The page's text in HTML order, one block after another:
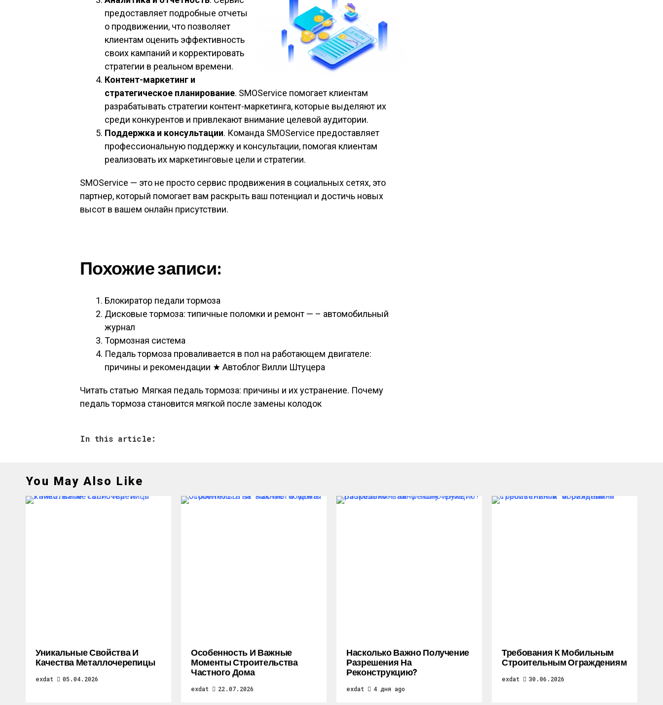
предоставляет подробные отчеты
о продвижении, что позволяет
клиентам оценить эффективность
своих кампаний и корректировать
стратегии в реальном времени.
Контент-маркетинг и
стратегическое планирование. SMOService помогает клиентам
разрабатывать стратегии контент-маркетинга, которые выделяют их
среди конкурентов и привлекают внимание целевой аудитории.
Поддержка и консультации. Команда SMOService предоставляет
профессиональную поддержку и консультации, помогая клиентам
реализовать их маркетинговые цели и стратегии.
SMOService — это не просто сервис продвижения в социальных сетях, это
партнер, который помогает вам раскрыть ваш потенциал и достичь новых
высот в вашем онлайн присутствии.
Похожие записи:
Блокиратор педали тормоза
Дисковые тормоза: типичные поломки и ремонт — – автомобильный
журнал
Тормозная система
Педаль тормоза проваливается в пол на работающем двигателе:
причины и рекомендации ★ Автоблог Вилли Штуцера
Читать статью Мягкая педаль тормоза: причины и их устранение. Почему
педаль тормоза становится мягкой после замены колодок
In this article:
You May Also Like
Уникальные Свойства И
Качества Металлочерепицы
exdat 05.04.2026
Особенность И Важные
Моменты Строительства
Частного Дома
exdat 22.07.2026
Насколько Важно Получение
Разрешения На
Реконструкцию?
exdat 4 дня ago
Требования К Мобильным
Строительным Ограждениям
exdat 30.06.2026